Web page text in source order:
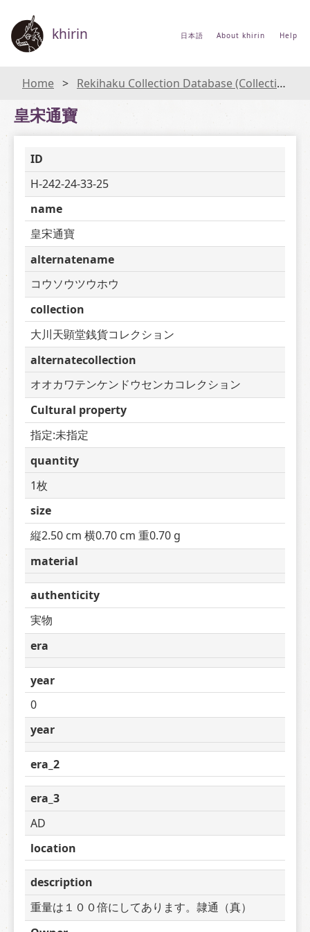
khirin 日本語 About khirin Help
Home Rekihaku Collection Database (Collections Database of the National Museum of Japanese History)
皇宋通寶
ID
H-242-24-33-25
name
皇宋通寶
alternatename
コウソウツウホウ
collection
大川天顕堂銭貨コレクション
alternatecollection
オオカワテンケンドウセンカコレクション
Cultural property
指定:未指定
quantity
1枚
size
縦2.50 cm 横0.70 cm 重0.70 g
material
authenticity
実物
era
year
0
year
era_2
era_3
AD
location
description
重量は１００倍にしてあります。隷通（真）